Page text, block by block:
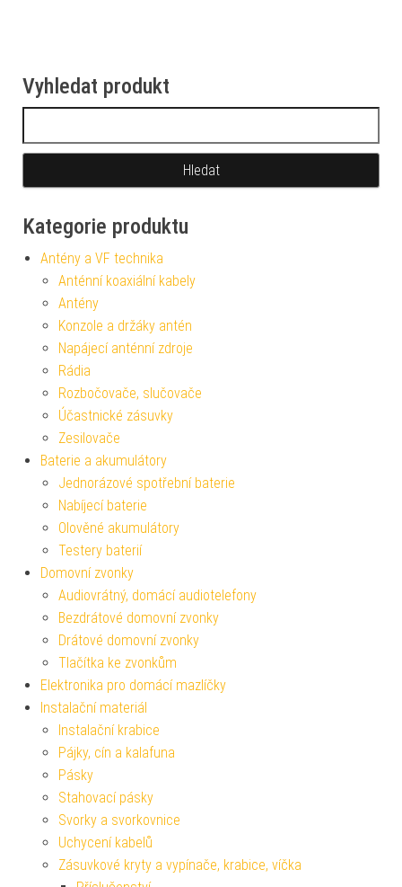
Vyhledat produkt
Kategorie produktu
Antény a VF technika
Anténní koaxiální kabely
Antény
Konzole a držáky antén
Napájecí anténní zdroje
Rádia
Rozbočovače, slučovače
Účastnické zásuvky
Zesilovače
Baterie a akumulátory
Jednorázové spotřební baterie
Nabíjecí baterie
Olověné akumulátory
Testery baterií
Domovní zvonky
Audiovrátný, domácí audiotelefony
Bezdrátové domovní zvonky
Drátové domovní zvonky
Tlačítka ke zvonkům
Elektronika pro domácí mazlíčky
Instalační materiál
Instalační krabice
Pájky, cín a kalafuna
Pásky
Stahovací pásky
Svorky a svorkovnice
Uchycení kabelů
Zásuvkové kryty a vypínače, krabice, víčka